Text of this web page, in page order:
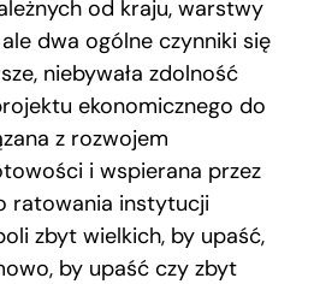
od kraju, warstwy
dwa ogólne czynniki się
niebywała zdolność
ekonomicznego do
z rozwojem
i wspierana przez
ratowania instytucji
zbyt wielkich, by upaść,
by upaść czy zbyt